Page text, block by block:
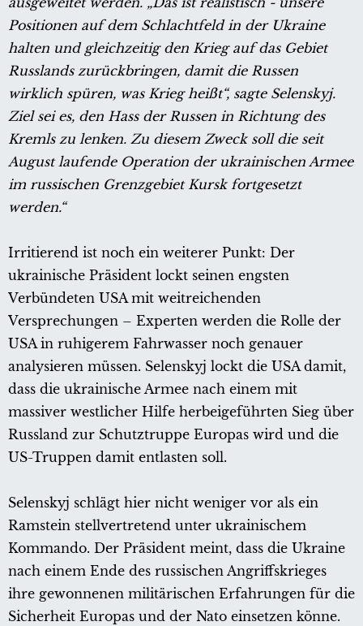
Positionen auf dem Schlachtfeld in der Ukraine
halten und gleichzeitig den Krieg auf das Gebiet
Russlands zurückbringen, damit die Russen
wirklich spüren, was Krieg heißt“, sagte Selenskyj.
Ziel sei es, den Hass der Russen in Richtung des
Kremls zu lenken. Zu diesem Zweck soll die seit
August laufende Operation der ukrainischen Armee
im russischen Grenzgebiet Kursk fortgesetzt
werden.“
Irritierend ist noch ein weiterer Punkt: Der
ukrainische Präsident lockt seinen engsten
Verbündeten USA mit weitreichenden
Versprechungen – Experten werden die Rolle der
USA in ruhigerem Fahrwasser noch genauer
analysieren müssen. Selenskyj lockt die USA damit,
dass die ukrainische Armee nach einem mit
massiver westlicher Hilfe herbeigeführten Sieg über
Russland zur Schutztruppe Europas wird und die
US-Truppen damit entlasten soll.
Selenskyj schlägt hier nicht weniger vor als ein
Ramstein stellvertretend unter ukrainischem
Kommando. Der Präsident meint, dass die Ukraine
nach einem Ende des russischen Angriffskrieges
ihre gewonnenen militärischen Erfahrungen für die
Sicherheit Europas und der Nato einsetzen könne.